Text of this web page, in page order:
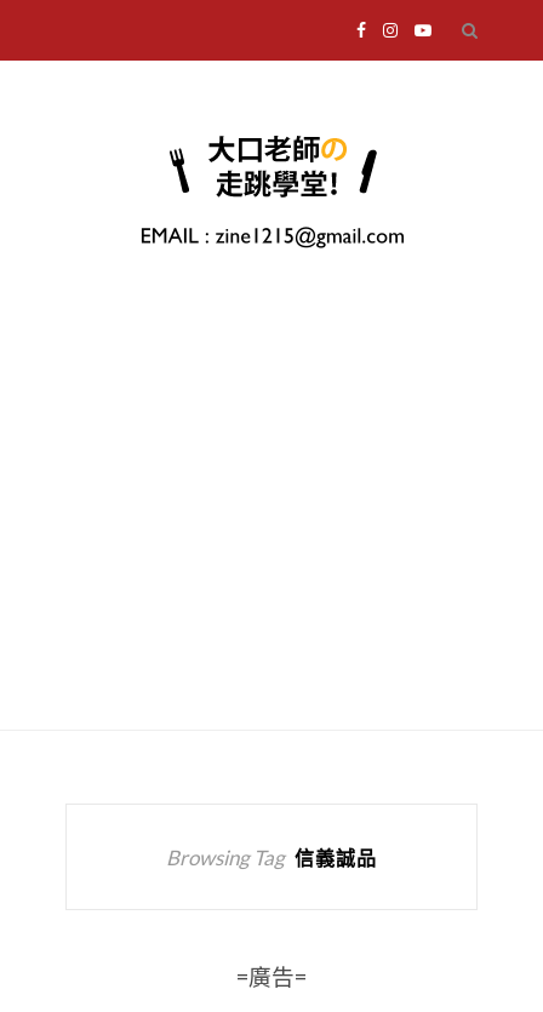
Browsing Tag 信義誠品
=廣告=